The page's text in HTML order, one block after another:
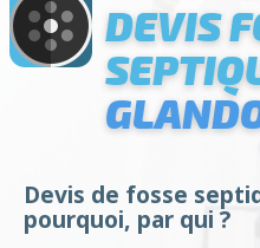
DEVIS
Devis de fosse
pourquoi, par qui ?